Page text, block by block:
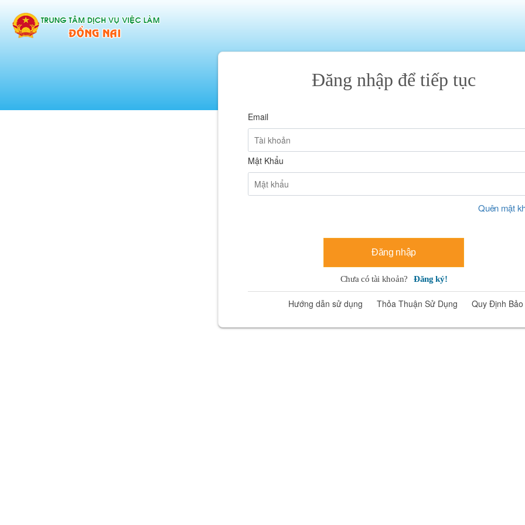
Đăng nhập để tiếp tục
Email
Mật Khẩu
Quên mật
Đăng nhập
Chưa có tài khoản? Đăng ký!
Hướng dẫn sử dụng Thỏa Thuận Sử Dụng Quy Định